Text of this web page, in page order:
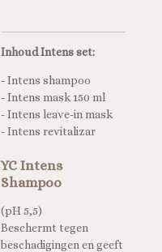
Inhoud Intens set:
- Intens shampoo
- Intens mask 150 ml
- Intens leave-in mask
- Intens revitalizar
YC Intens
Shampoo
(pH 5,5)
Beschermt tegen
beschadigingen en geeft